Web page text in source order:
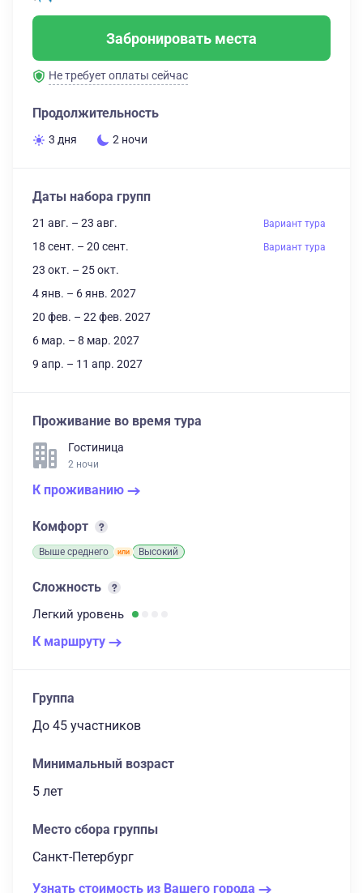
Забронировать места
Не требует оплаты сейчас
Продолжительность
3 дня 2 ночи
Даты набора групп
21 авг. – 23 авг. Вариант тура
18 сент. – 20 сент. Вариант тура
23 окт. – 25 окт.
4 янв. – 6 янв. 2027
20 фев. – 22 фев. 2027
6 мар. – 8 мар. 2027
9 апр. – 11 апр. 2027
Проживание во время тура
Гостиница
2 ночи
К проживанию
Комфорт
Выше среднего Высокий
Сложность
Легкий уровень
К маршруту
Группа
до 45 участников
Минимальный возраст
5 лет
Место сбора группы
Санкт-Петербург
Узнать стоимость из Вашего города